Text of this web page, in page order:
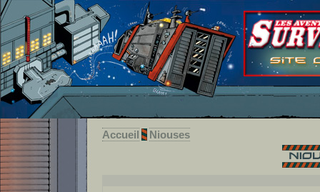
Accueil Niouses